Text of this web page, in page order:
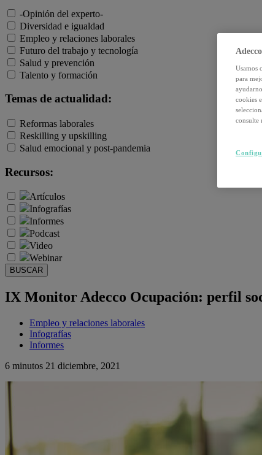
-Opinión del experto-
Diversidad e igualdad
Empleo y relaciones laborales
Futuro del trabajo y tecnología
Salud y prevención
Talento y formación
Temas de actualidad:
Reformas laborales
Reskilling y upskilling
Salud emocional y post-pandemia
Recursos:
Artículos
Infografías
Informes
Podcast
Video
Webinar
BUSCAR
IX Monitor Adecco Ocupación: perfil
Empleo y relaciones laborales
Infografías
Informes
6 minutos 21 diciembre, 2021
Usamos
para
cookies
consulte